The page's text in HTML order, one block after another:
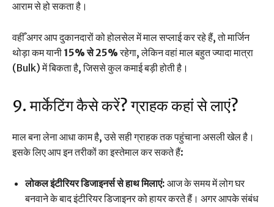
आराम से हो सकता है।
वहीँ अगर आप दुकानदारों को होलसेल में माल सप्लाई कर रहे हैं, तो मार्जिन
थोड़ा कम यानी 15% से 25%रहेगा, लेकिन वहां माल बहुत ज्यादा मात्रा
(Bulk) में बिकता है, जिससे कुल कमाई बड़ी होती है।
9. मार्केटिंग कैसे करें? ग्राहक कहां से लाएं?
माल बना लेना आधा काम है, उसे सही ग्राहक तक पहुंचाना असली खेल है।
इसके लिए आप इन तरीकों का इस्तेमाल कर सकते हैं:
लोकल इंटीरियर डिजाइनर्स से हाथ मिलाएं: आज के समय में लोग घर
बनवाने के बाद इंटीरियर डिजाइनर को हायर करते हैं। अगर आपके संबंध